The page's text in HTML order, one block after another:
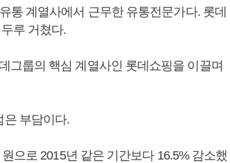
통 계열사에서 근무한 유통전문가다. 롯데
루 거쳤다.
그룹의 핵심 계열사인 롯데쇼핑을 이끌며
은 부담이다.
으로 2015년 같은 기간보다 16.5% 감소했